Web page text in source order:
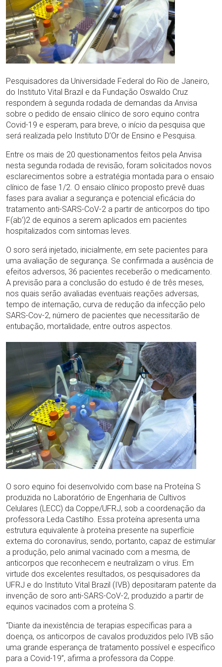
Pesquisadores da Universidade Federal do Rio de Janeiro,
do Instituto Vital Brazil e da Fundação Oswaldo Cruz
respondem à segunda rodada de demandas da Anvisa
sobre o pedido de ensaio clínico de soro equino contra
Covid-19 e esperam, para breve, o início da pesquisa que
será realizada pelo Instituto D’Or de Ensino e Pesquisa.
Entre os mais de 20 questionamentos feitos pela Anvisa
nesta segunda rodada de revisão, foram solicitados novos
esclarecimentos sobre a estratégia montada para o ensaio
clínico de fase 1/2. O ensaio clínico proposto prevê duas
fases para avaliar a segurança e potencial eficácia do
tratamento anti-SARS-CoV-2 a partir de anticorpos do tipo
F(ab’)2 de equinos a serem aplicados em pacientes
hospitalizados com sintomas leves.
O soro será injetado, inicialmente, em sete pacientes para
uma avaliação de segurança. Se confirmada a ausência de
efeitos adversos, 36 pacientes receberão o medicamento.
A previsão para a conclusão do estudo é de três meses,
nos quais serão avaliadas eventuais reações adversas,
tempo de internação, curva de redução da infecção pelo
SARS-Cov-2, número de pacientes que necessitarão de
entubação, mortalidade, entre outros aspectos.
O soro equino foi desenvolvido com base na Proteína S
produzida no Laboratório de Engenharia de Cultivos
Celulares (LECC) da Coppe/UFRJ, sob a coordenação da
professora Leda Castilho. Essa proteína apresenta uma
estrutura equivalente à proteína presente na superfície
externa do coronavírus, sendo, portanto, capaz de estimular
a produção, pelo animal vacinado com a mesma, de
anticorpos que reconhecem e neutralizam o vírus. Em
virtude dos excelentes resultados, os pesquisadores da
UFRJ e do Instituto Vital Brazil (IVB) depositaram patente da
invenção de soro anti-SARS-CoV-2, produzido a partir de
equinos vacinados com a proteína S.
“Diante da inexistência de terapias específicas para a
doença, os anticorpos de cavalos produzidos pelo IVB são
uma grande esperança de tratamento possível e específico
para a Covid-19”, afirma a professora da Coppe.